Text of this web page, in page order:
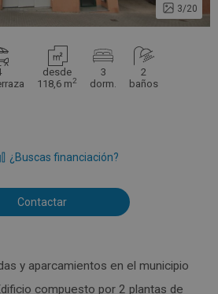
3/20
desde
118,6 m2
3
dorm.
2
baños
¿Buscas financiación?
Contactar
y aparcamientos en el municipio
compuesto por 2 plantas de